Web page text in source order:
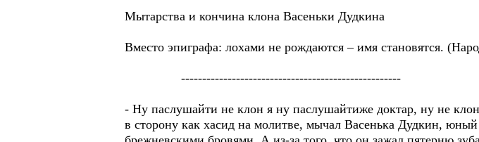
Мытарства и кончина клона Васеньки Дудкина
Вместо эпиграфа: лохами не рождаются – имя становятся.
----------------------------------------------------
- Ну паслушайти не клон я ну паслушайтиже доктар, ну не
в сторону как хасид на молитве, мычал Васенька Дудкин,